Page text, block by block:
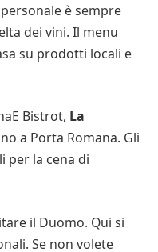
è sempre
dei vini. Il menu
su prodotti locali e
Bistrot, La
a Porta Romana. Gli
per la cena di
il Duomo. Qui si
Se non volete